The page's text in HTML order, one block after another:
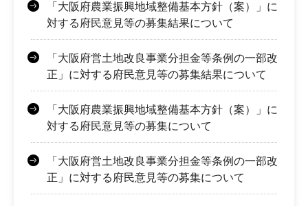
「大阪府農業振興地域整備基本方針（案）」に
対する府民意見等の募集結果について
「大阪府営土地改良事業分担金等条例の一部改
正」に対する府民意見等の募集結果について
「大阪府農業振興地域整備基本方針（案）」に
対する府民意見等の募集について
「大阪府営土地改良事業分担金等条例の一部改
正」に対する府民意見等の募集について